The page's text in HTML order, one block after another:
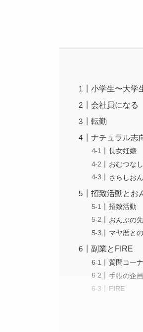
小学生〜大学
会社員になる
転勤
ナチュラル志
長女妊娠
おむつな
さらしお
招致活動とお
招致活動
おんぶの
マヤ暦と
副業とFIRE
質問コー
手帳の企画
FIRE